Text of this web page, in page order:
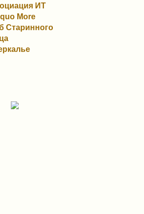
ИТ
More
Старинного